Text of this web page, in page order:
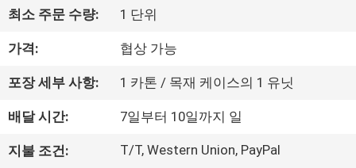
하
여
공
최소 주문 수량: 1 단위
가격: 협상 가능
포장 세부 사항: 1 카톤 / 목재 케이스의 1 유닛
배달 시간: 7일부터 10일까지 일
지불 조건: T/T, Western Union, PayPal